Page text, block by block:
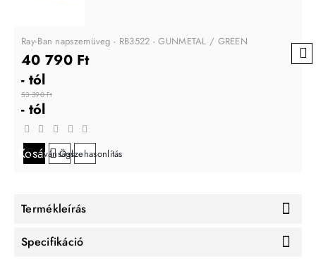
Ray-Ban napszemüveg - RB3522 - GUNMETAL / GREEN
40 790 Ft
- tól
53 390 Ft
- tól
Kosárba
Kívánságlistára
Összehasonlítás
Termékleírás
Specifikáció